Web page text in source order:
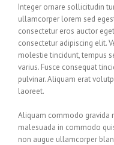
Integer ornare sollicitudin
ullamcorper lorem sed
consectetur eros auctor
consectetur adipiscing elit.
molestie tincidunt, tempus
varius. Fusce consequat
pulvinar. Aliquam erat
laoreet.
Aliquam commodo gravida
malesuada in commodo
non augue ullamcorper